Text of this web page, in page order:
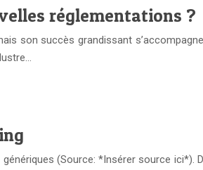
réglementations ?
son succès grandissant
(Source: *Insérer source